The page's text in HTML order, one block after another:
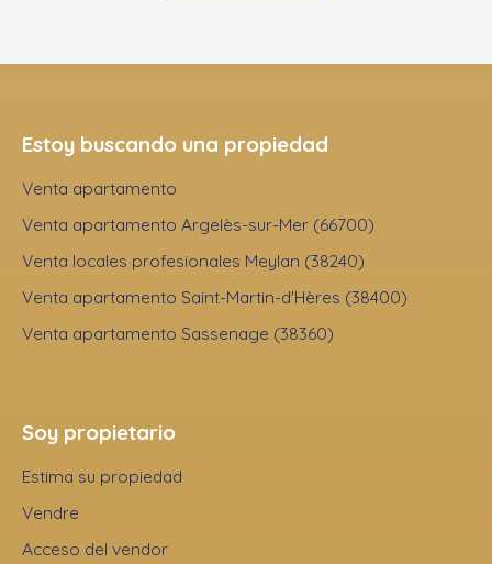
Estoy buscando una propiedad
Venta apartamento
Venta apartamento Argelès-sur-Mer (66700)
Venta locales profesionales Meylan (38240)
Venta apartamento Saint-Martin-d'Hères (38400)
Venta apartamento Sassenage (38360)
Soy propietario
Estima su propiedad
Vendre
Acceso del vendor